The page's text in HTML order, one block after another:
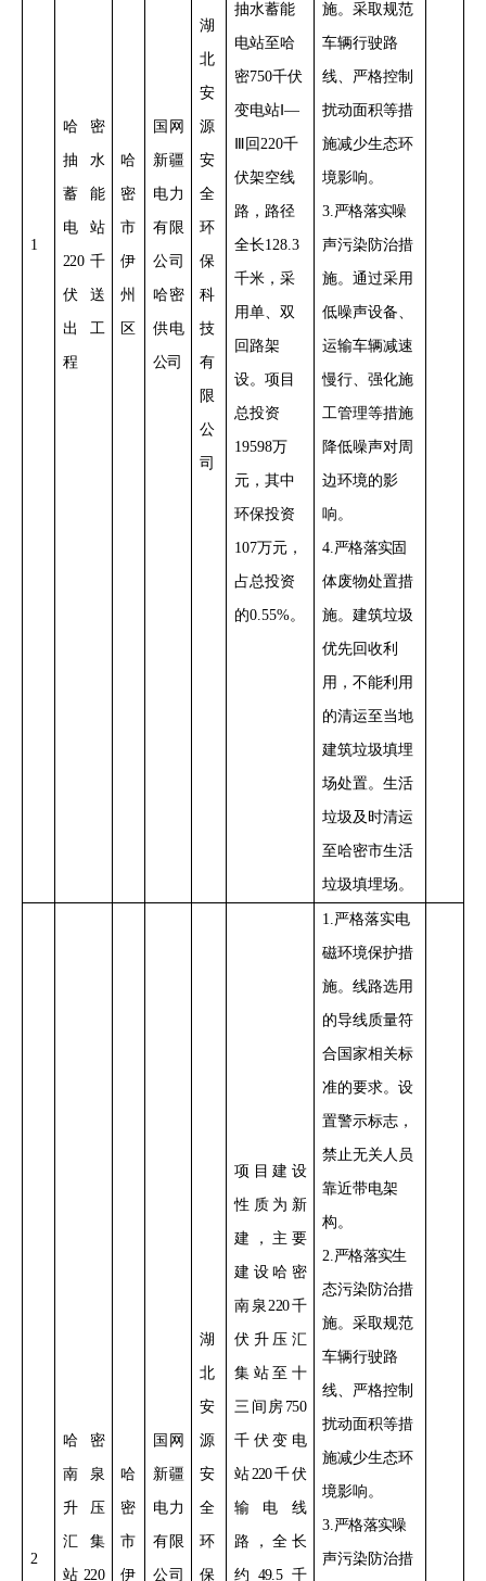
1
哈密
抽水
蓄能
电站
220千
伏送
出工
程
哈
密
市
伊
州
区
国网
新疆
电力
有限
公司
哈密
供电
公司
湖
北
安
源
安
全
环
保
科
技
有
限
公
司
抽水蓄能
电站至哈
密750千伏
变电站 Ⅰ—
回220千
伏架空线
路，路径
全长128.3
千米，采
用单、双
回路架
设。项目
总投资
19598万
元，其中
环保投资
107万元，
占总投资
的0.55%。
施。采取规范
车辆行驶路
线、严格控制
扰动面积等措
施减少生态环
境影响。
3.严格落实噪
声污染防治措
施。通过采用
低噪声设备、
运输车辆减速
慢行、强化施
工管理等措施
降低噪声对周
边环境的影
响。
4.严格落实固
体废物处置措
施。建筑垃圾
优先回收利
用，不能利用
的清运至 当地
建筑垃圾填埋
场处置。生活
垃圾及时清运
至哈密市生活
垃圾填埋场。
2
哈密
南泉
升压
汇集
站 220
哈
密
市
伊
国网
新疆
电力
有限
公司
湖
北
安
源
安
全
环
保
项目建设
性质为新
建，主要
建设哈密
南泉220千
伏升压汇
集站至十
三间房 750
千伏变电
站220千伏
输电线
路，全长
约 49.5千
1.严格落实电
磁环境保护措
施。线路选用
的导线质量符
合国家相关标
准的要求。设
置警示标志，
禁止无关人员
靠近带电架
构。
2.严格落实生
态污染防治措
施。采取规范
车辆行驶路
线、严格控制
扰动面积等措
施减少生态环
境影响。
3.严格落实噪
声污染防治措